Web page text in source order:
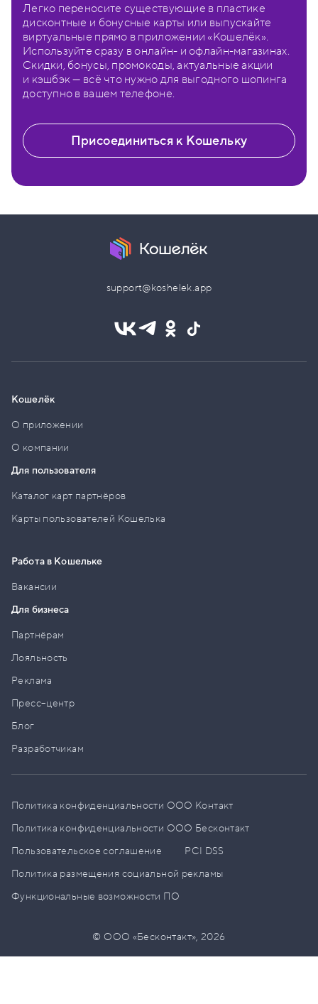
Легко переносите существующие в пластике
дисконтные и бонусные карты или выпускайте
виртуальные прямо в приложении «Кошелёк».
Используйте сразу в онлайн- и офлайн-магазинах.
Скидки, бонусы, промокоды, актуальные акции
и кэшбэк — всё что нужно для выгодного шопинга
доступно в вашем телефоне.
Присоединиться к Кошельку
support@koshelek.app
Кошелёк
О приложении
О компании
Для пользователя
Каталог карт партнёров
Карты пользователей Кошелька
Работа в Кошельке
Вакансии
Для бизнеса
Партнёрам
Лояльность
Реклама
Пресс–центр
Блог
Разработчикам
Политика конфиденциальности ООО Контакт
Политика конфиденциальности ООО Бесконтакт
Пользовательское соглашение
PCI DSS
Политика размещения социальной рекламы
Функциональные возможности ПО
© ООО «Бесконтакт»,2026